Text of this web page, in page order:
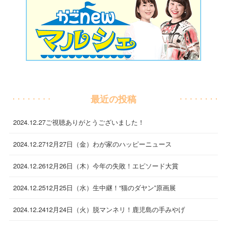
最近の投稿
2024.12.27ご視聴ありがとうございました！
2024.12.2712月27日（金）わが家のハッピーニュース
2024.12.2612月26日（木）今年の失敗！エピソード大賞
2024.12.2512月25日（水）生中継！“猫のダヤン”原画展
2024.12.2412月24日（火）脱マンネリ！鹿児島の手みやげ